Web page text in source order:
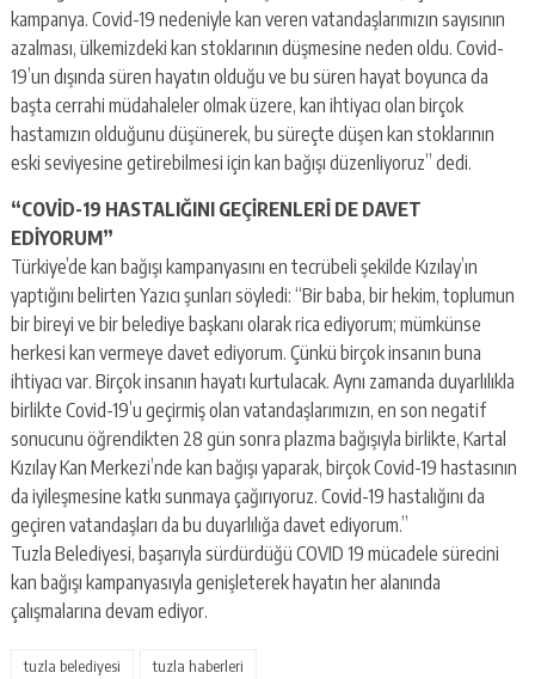
kampanya. Covid-19 nedeniyle kan veren vatandaşlarımızın sayısının
azalması, ülkemizdeki kan stoklarının düşmesine neden oldu. Covid-
19’un dışında süren hayatın olduğu ve bu süren hayat boyunca da
başta cerrahi müdahaleler olmak üzere, kan ihtiyacı olan birçok
hastamızın olduğunu düşünerek, bu süreçte düşen kan stoklarının
eski seviyesine getirebilmesi için kan bağışı düzenliyoruz” dedi.
“COVİD-19 HASTALIĞINI GEÇİRENLERİ DE DAVET
EDİYORUM”
Türkiye’de kan bağışı kampanyasını en tecrübeli şekilde Kızılay’ın
yaptığını belirten Yazıcı şunları söyledi: “Bir baba, bir hekim, toplumun
bir bireyi ve bir belediye başkanı olarak rica ediyorum; mümkünse
herkesi kan vermeye davet ediyorum. Çünkü birçok insanın buna
ihtiyacı var. Birçok insanın hayatı kurtulacak. Aynı zamanda duyarlılıkla
birlikte Covid-19’u geçirmiş olan vatandaşlarımızın, en son negatif
sonucunu öğrendikten 28 gün sonra plazma bağışıyla birlikte, Kartal
Kızılay Kan Merkezi’nde kan bağışı yaparak, birçok Covid-19 hastasının
da iyileşmesine katkı sunmaya çağırıyoruz. Covid-19 hastalığını da
geçiren vatandaşları da bu duyarlılığa davet ediyorum.”
Tuzla Belediyesi, başarıyla sürdürdüğü COVID 19 mücadele sürecini
kan bağışı kampanyasıyla genişleterek hayatın her alanında
çalışmalarına devam ediyor.
tuzla belediyesi tuzla haberleri